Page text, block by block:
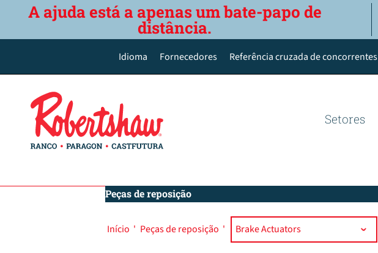
A ajuda está a apenas um bate-papo de
distância.
Idioma
Español de México
Português do Brasil
Fornecedores Referência cruzada de concorrentes
Setores
Peças de reposição
Início ' Peças de reposição '